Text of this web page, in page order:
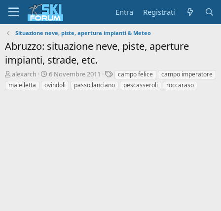
Entra Registrati
Situazione neve, piste, apertura impianti & Meteo
Abruzzo: situazione neve, piste, aperture
impianti, strade, etc.
A
u
t
alexarch
D
a
t
6 Novembre 2011
T
a
g
campo felice
campo imperatore
maielletta
ovindoli passo lanciano pescasseroli roccaraso